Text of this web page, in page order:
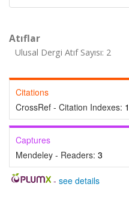
Atıflar
Ulusal Dergi Atıf Sayısı: 2
Citations
CrossRef - Citation Indexes: 1
Captures
Mendeley - Readers: 3
- see details